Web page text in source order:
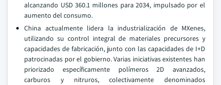
alcanzando USD 360.1 millones para 2034, impulsado por el
aumento del consumo.
China actualmente lidera la industrialización de MXenes,
utilizando su control integral de materiales precursores y
capacidades de fabricación, junto con las capacidades de I+D
patrocinadas por el gobierno. Varias iniciativas existentes han
priorizado específicamente polímeros 2D avanzados,
carburos y nitruros, colectivamente denominados